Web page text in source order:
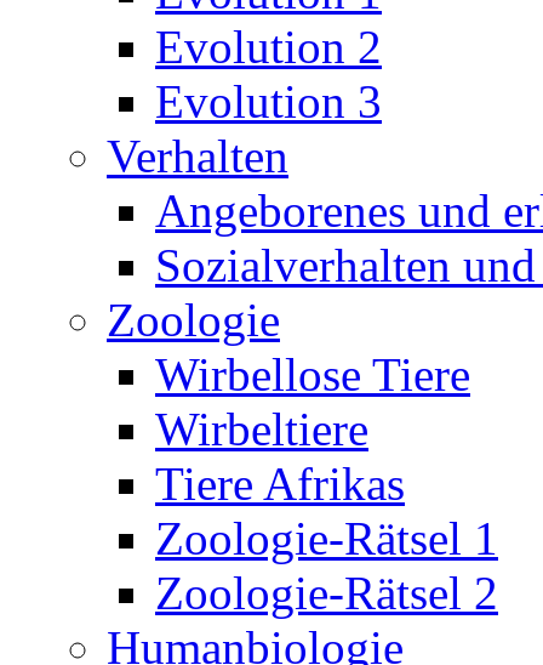
Evolution 2
Evolution 3
Verhalten
Angeborenes und
Sozialverhalten
Zoologie
Wirbellose Tiere
Wirbeltiere
Tiere Afrikas
Zoologie-Rätsel 1
Zoologie-Rätsel 2
Humanbiologie